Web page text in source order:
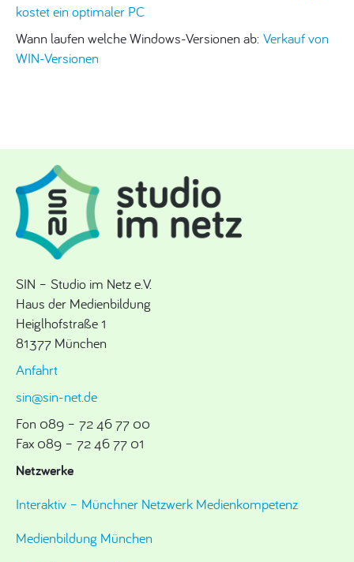
kostet ein optimaler PC
Wann laufen welche Windows-Versionen ab: Verkauf von
WIN-Versionen
SIN – Studio im Netz e.V.
Haus der Medienbildung
Heiglhofstraße 1
81377 München
Anfahrt
sin@sin-net.de
Fon 089 – 72 46 77 00
Fax 089 – 72 46 77 01
Netzwerke
Interaktiv – Münchner Netzwerk Medienkompetenz
Medienbildung München